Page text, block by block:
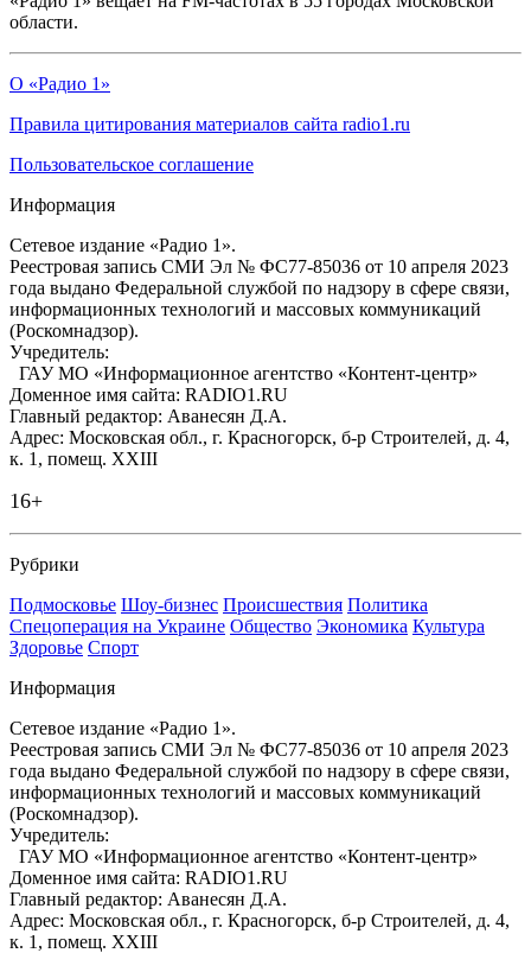
области.
О «Радио 1»
Правила цитирования материалов сайта radio1.ru
Пользовательское соглашение
Информация
Сетевое издание «Радио 1».
Реестровая запись СМИ Эл № ФС77-85036 от 10 апреля 2023
года выдано Федеральной службой по надзору в сфере связи,
информационных технологий и массовых коммуникаций
(Роскомнадзор).
Учредитель:
ГАУ МО «Информационное агентство «Контент-центр»
Доменное имя сайта: RADIO1.RU
Главный редактор: Аванесян Д.А.
Адрес: Московская обл., г. Красногорск, б-р Строителей, д. 4,
к. 1, помещ. XXIII
16+
Рубрики
Подмосковье Шоу-бизнес Происшествия Политика
Спецоперация на Украине Общество Экономика Культура
Здоровье Спорт
Информация
Сетевое издание «Радио 1».
Реестровая запись СМИ Эл № ФС77-85036 от 10 апреля 2023
года выдано Федеральной службой по надзору в сфере связи,
информационных технологий и массовых коммуникаций
(Роскомнадзор).
Учредитель:
ГАУ МО «Информационное агентство «Контент-центр»
Доменное имя сайта: RADIO1.RU
Главный редактор: Аванесян Д.А.
Адрес: Московская обл., г. Красногорск, б-р Строителей, д. 4,
к. 1, помещ. XXIII